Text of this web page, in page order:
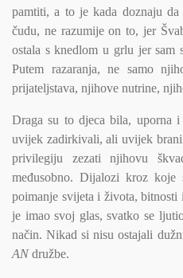
pamtiti, a to je kada doznaju
čudu, ne razumije on to, jer
ostala s knedlom u grlu jer sam
Putem razaranja, ne samo
prijateljstava, njihove nutrine,
Draga su to djeca bila, uporna
uvijek zadirkivali, ali uvijek
privilegiju zezati njihovu
međusobno. Dijalozi kroz
poimanje svijeta i života,
je imao svoj glas, svatko se
način. Nikad si nisu ostajali
AN družbe.